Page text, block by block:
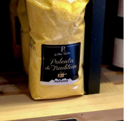
AJOUTER AU PANIER APERÇU